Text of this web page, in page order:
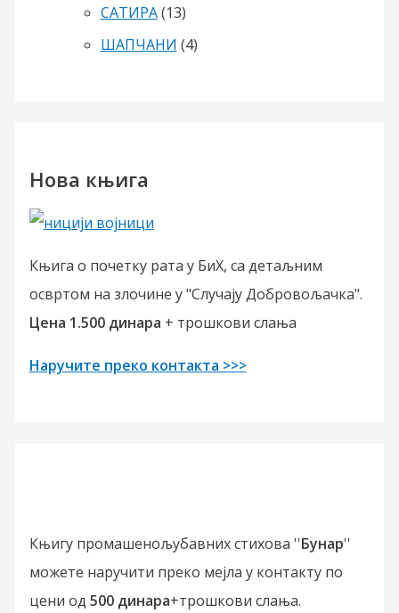
САТИРА(13)
ШАПЧАНИ (4)
Нова књига
Књига о почетку рата у БиХ, са детаљним
освртом на злочине у "Случају Добровољачка".
Цена 1.500 динара + трошкови слања
Наручите преко контакта >>>
Књигу промашенољубавних стихова ''Бунар''
можете наручити преко мејла у контакту по
цени од 500 динара+трошкови слања.